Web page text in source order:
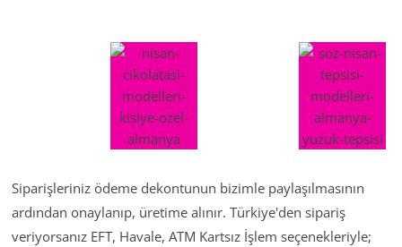
Siparişleriniz ödeme dekontunun bizimle paylaşılmasının
ardından onaylanıp, üretime alınır. Türkiye'den sipariş
veriyorsanız EFT, Havale, ATM Kartsız İşlem seçenekleriyle;